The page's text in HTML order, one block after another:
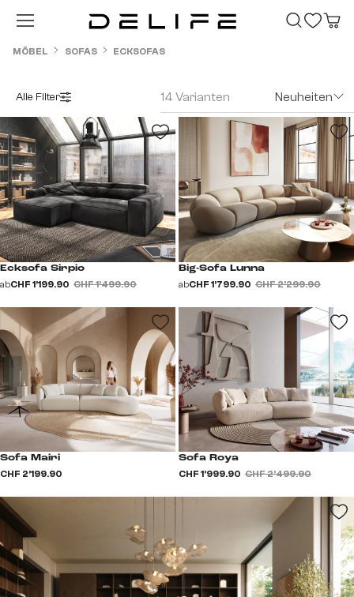
Zum Hauptinhalt springen
MÖBEL SOFAS ECKSOFAS
Alle Filter 14 Varianten Neuheiten
Ecksofa Sirpio
abCHF 1’199.90 CHF 1’499.90
Big-Sofa Lunna
abCHF 1’799.90 CHF 2’299.90
Sofa Mairi
CHF 2’199.90
Sofa Roya
CHF 1’999.90 CHF 2’499.90